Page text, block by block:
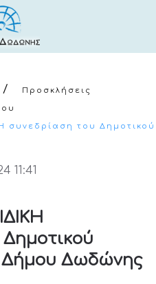
Προσκλήσεις
συνεδρίαση του
11:41
Δήμου Δωδώνης